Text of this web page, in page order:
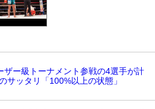
ザー級トーナメント参戦の4選手が計
サッタリ「100%以上の状態」